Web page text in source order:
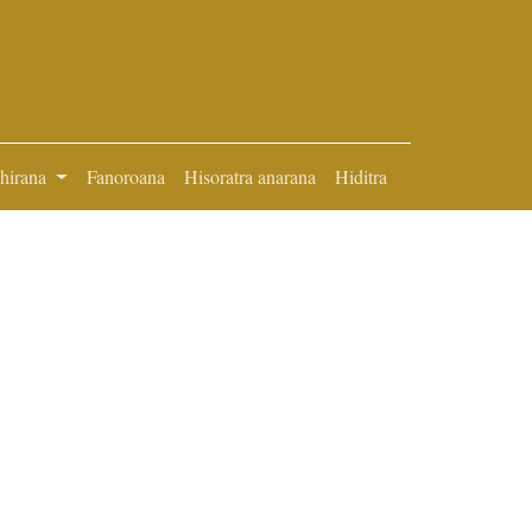
Fanoroana Hisoratra anarana Hiditra